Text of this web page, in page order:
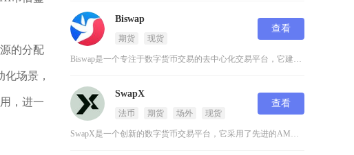
的分配
场景，
，进一
Biswap
期货 现货
查看
Biswap是一个专注于数字货币交易的去中心化交易平台，它建立在Binance智能链（BS
SwapX
法币 期货 场外 现货
查看
SwapX是一个创新的数字货币交易平台，它采用了先进的AMM（自动做市商）机制来提供去中心